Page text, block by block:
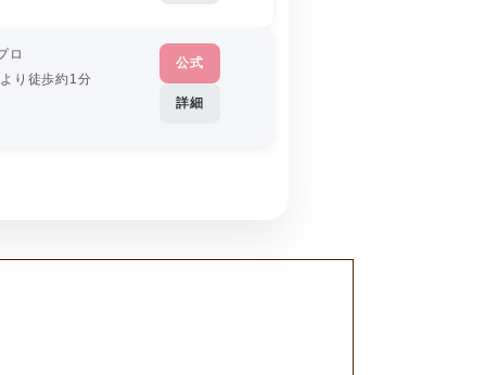
ロ
り徒歩約1分
公式
詳細